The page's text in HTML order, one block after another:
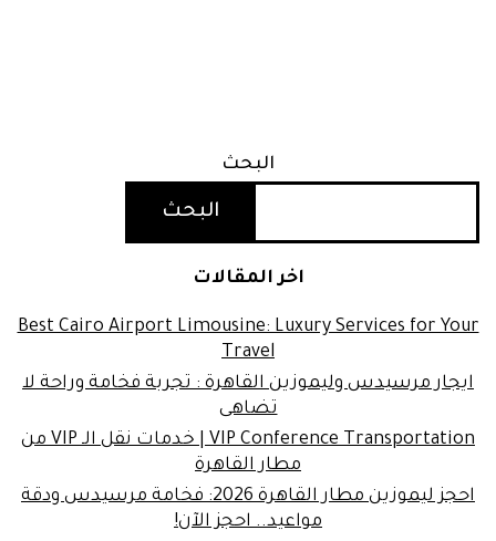
البحث
البحث
اخر المقالات
Best Cairo Airport Limousine: Luxury Services for Your
Travel
ايجار مرسيدس وليموزين القاهرة : تجربة فخامة وراحة لا
تضاهى
VIP Conference Transportation | خدمات نقل الـ VIP من
مطار القاهرة
احجز ليموزين مطار القاهرة 2026: فخامة مرسيدس ودقة
مواعيد.. احجز الآن!